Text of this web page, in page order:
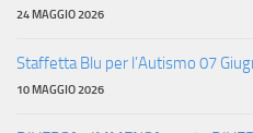
24 MAGGIO 2026
Staffetta Blu per l’Autismo 07
10 MAGGIO 2026